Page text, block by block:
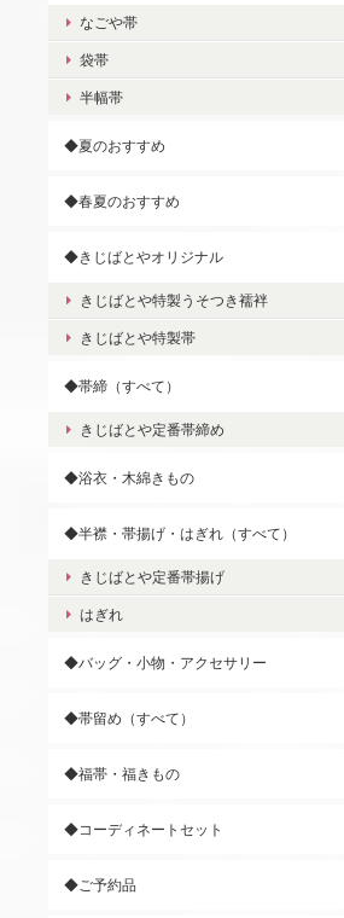
なごや帯
袋帯
半幅帯
◆夏のおすすめ
◆春夏のおすすめ
◆きじばとやオリジナル
きじばとや特製うそつき襦袢
きじばとや特製帯
◆帯締（すべて）
きじばとや定番帯締め
◆浴衣・木綿きもの
◆半襟・帯揚げ・はぎれ（すべて）
きじばとや定番帯揚げ
はぎれ
◆バッグ・小物・アクセサリー
◆帯留め（すべて）
◆福帯・福きもの
◆コーディネートセット
◆ご予約品